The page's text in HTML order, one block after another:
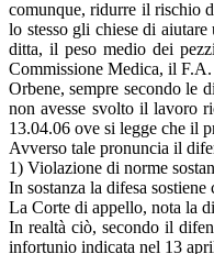
comunque, ridurre il rischio
lo stesso gli chiese di
ditta, il peso medio dei
Commissione Medica, il
Orbene, sempre secondo le
non avesse svolto il lavoro
13.04.06 ove si legge che il
Avverso tale pronuncia il
1) Violazione di norme
In sostanza la difesa
La Corte di appello, nota la
In realtà ciò, secondo il
infortunio indicata nel 13